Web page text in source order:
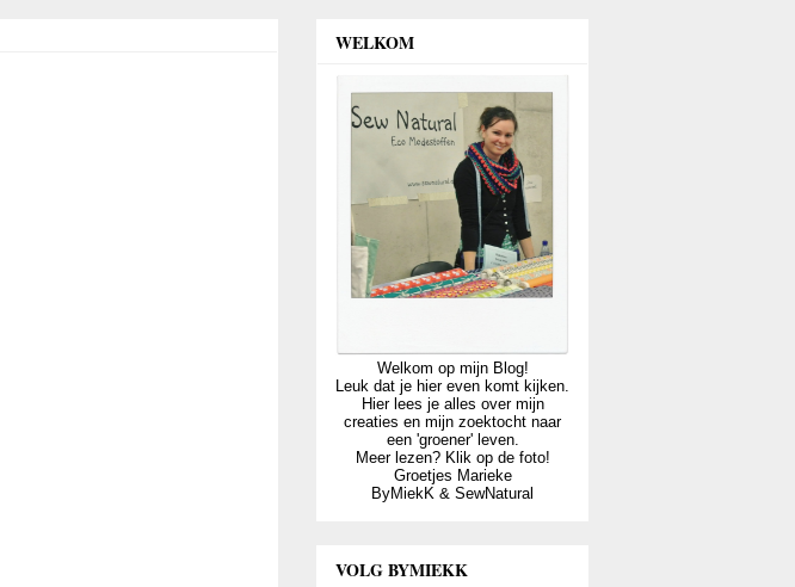
WELKOM
Welkom op mijn Blog!
Leuk dat je hier even komt kijken.
Hier lees je alles over mijn
creaties en mijn zoektocht naar
een 'groener' leven.
Meer lezen? Klik op de foto!
Groetjes Marieke
ByMiekK & SewNatural
VOLG BYMIEKK